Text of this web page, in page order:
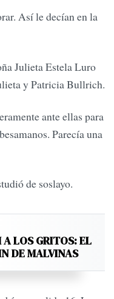
Así le decían en la
Julieta Estela Luro
y Patricia Bullrich.
ante ellas para
Parecía una
de soslayo.
LOS GRITOS: EL
DE MALVINAS